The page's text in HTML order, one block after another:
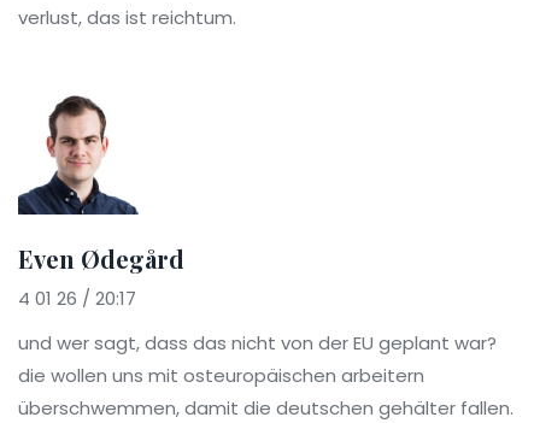
verlust, das ist reichtum.
Even Ødegård
4 01 26 / 20:17
und wer sagt, dass das nicht von der EU geplant war?
die wollen uns mit osteuropäischen arbeitern
überschwemmen, damit die deutschen gehälter fallen.